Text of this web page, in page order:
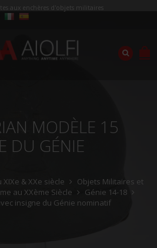
aux enchères d'objets militaires
MODÈLE 15
DU GÉNIE
& XXe siècle
Objets Militaires et
au XXème Siècle
Génie 14-18
insigne du Génie nominatif